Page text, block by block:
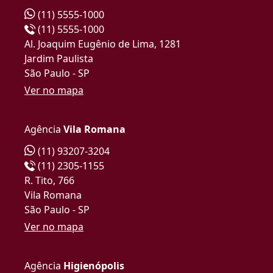
(11) 5555-1000
(11) 5555-1000
Al. Joaquim Eugênio de Lima, 1281
Jardim Paulista
São Paulo - SP
Ver no mapa
Agência Vila Romana
(11) 93207-3204
(11) 2305-1155
R. Tito, 766
Vila Romana
São Paulo - SP
Ver no mapa
Agência Higienópolis